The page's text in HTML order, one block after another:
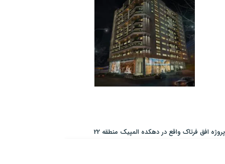
پروژه افق فرتاک واقع در دهکده المپیک منطقه 22